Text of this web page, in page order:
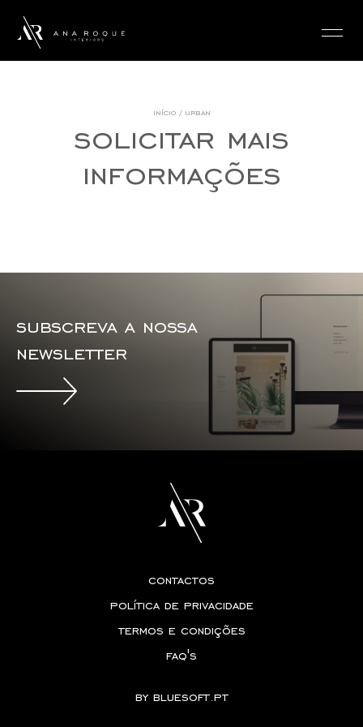
início/ urban
solicitar mais
informações
subscreva a nossa
newsletter
contactos
política de privacidade
termos e condições
faq's
by bluesoft.pt